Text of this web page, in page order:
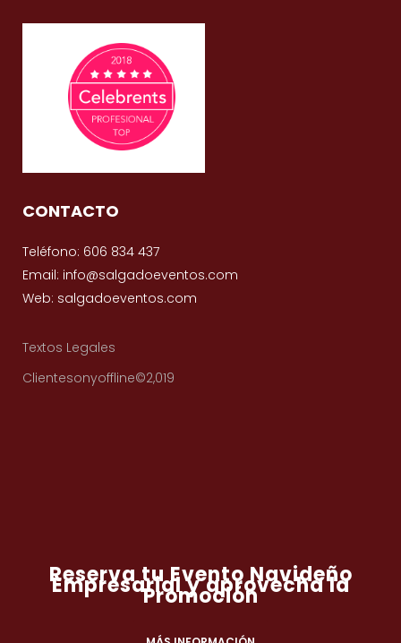
CONTACTO
Teléfono: 606 834 437
Email: info@salgadoeventos.com
Web: salgadoeventos.com
Textos Legales
Clientesonyoffline©2,019
Reserva tu Evento Navideño
Empresarial y aprovecha la
Promoción